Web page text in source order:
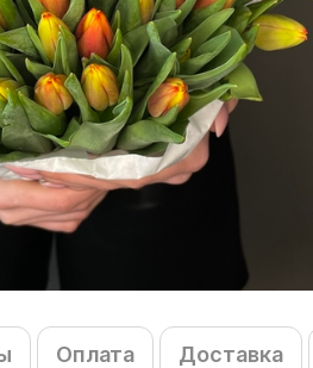
Оплата Доставка